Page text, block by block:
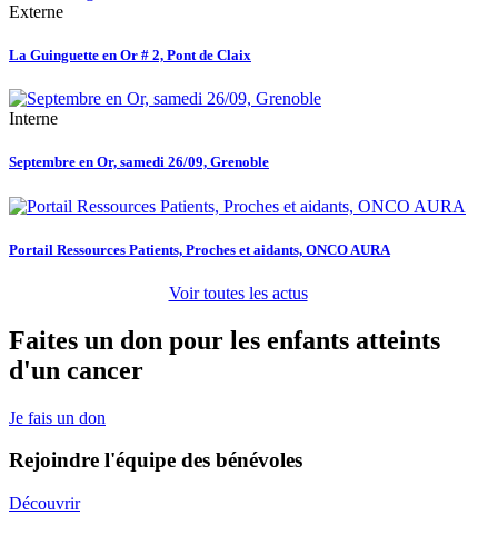
Externe
La Guinguette en Or # 2, Pont de Claix
Interne
Septembre en Or, samedi 26/09, Grenoble
Portail Ressources Patients, Proches et aidants, ONCO AURA
Voir toutes les actus
Faites un don pour les enfants atteints
d'un cancer
Je fais un don
Rejoindre l'équipe des bénévoles
Découvrir